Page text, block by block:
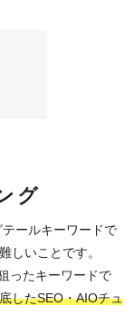
グ
ールキーワードで
しいことです。
ったキーワードで
したSEO・AIOチュ